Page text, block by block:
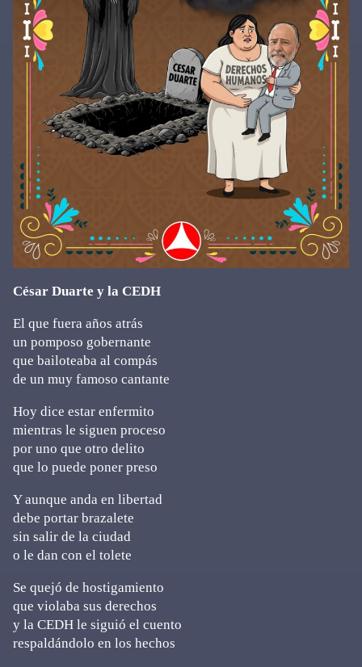
César Duarte y la CEDH
El que fuera años atrás
un pomposo gobernante
que bailoteaba al compás
de un muy famoso cantante
Hoy dice estar enfermito
mientras le siguen proceso
por uno que otro delito
que lo puede poner preso
Y aunque anda en libertad
debe portar brazalete
sin salir de la ciudad
o le dan con el tolete
Se quejó de hostigamiento
que violaba sus derechos
y la CEDH le siguió el cuento
respaldándolo en los hechos